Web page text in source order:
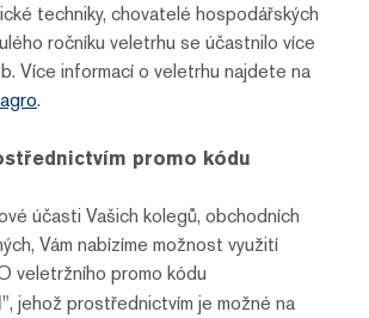
techniky, chovatelé hospodářských
ročníku veletrhu se účastnilo více
Více informací o veletrhu najdete na
.
promo kódu
účasti Vašich kolegů, obchodních
Vám nabízíme možnost využití
veletržního promo kódu
", jehož prostřednictvím je možné na